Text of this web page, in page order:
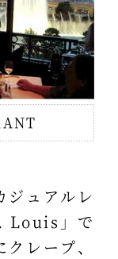
ジュアルレ
Louis」で
レープ、